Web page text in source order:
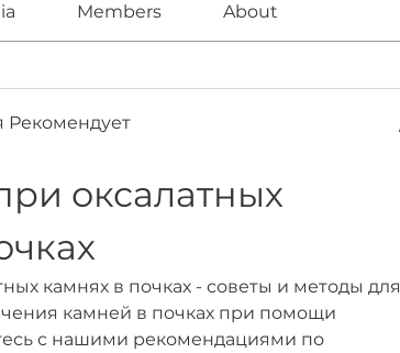
Members About
Рекомендует
оксалатных
камнях в почках - советы и методы для
камней в почках при помощи
с нашими рекомендациями по